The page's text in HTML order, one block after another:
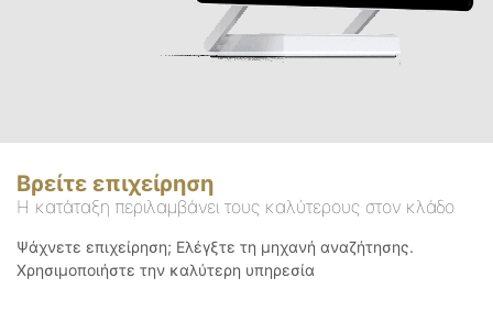
Βρείτε επιχείρηση
Η κατάταξη περιλαμβάνει τους καλύτερους στον κλάδο
Ψάχνετε επιχείρηση; Ελέγξτε τη μηχανή αναζήτησης.
Χρησιμοποιήστε την καλύτερη υπηρεσία